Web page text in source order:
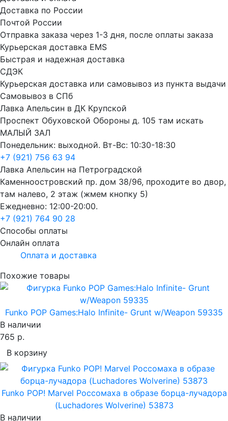
Доставка по России
Почтой России
Отправка заказа через 1-3 дня, после оплаты заказа
Курьерская доставка EMS
Быстрая и надежная доставка
СДЭК
Курьерская доставка или самовывоз из пункта выдачи
Самовывоз в СПб
Лавка Апельсин в ДК Крупской
Проспект Обуховской Обороны д. 105 там искать
МАЛЫЙ ЗАЛ
Понедельник: выходной. Вт-Вс: 10:30-18:30
+7 (921) 756 63 94
Лавка Апельсин на Петроградской
Каменноостровский пр. дом 38/96, проходите во двор,
там налево, 2 этаж (жмем кнопку 5)
Ежедневно: 12:00-20:00.
+7 (921) 764 90 28
Способы оплаты
Онлайн оплата
Оплата и доставка
Похожие товары
Funko POP Games:Halo Infinite- Grunt w/Weapon 59335
В наличии
765 р.
В корзину
Funko POP! Marvel Россомаха в образе борца-лучадора
(Luchadores Wolverine) 53873
В наличии